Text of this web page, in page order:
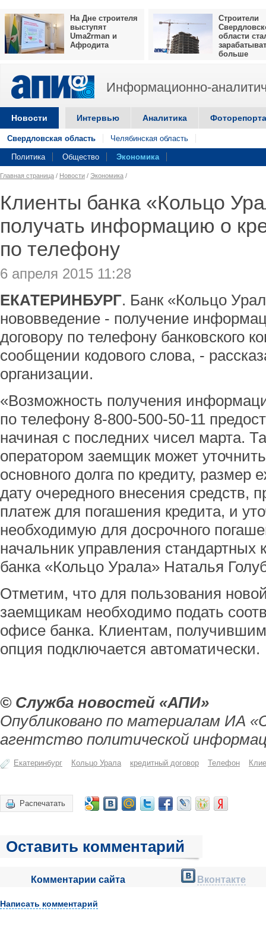
На Дне строителя
выступят
Uma2rman и
Афродита
Строители
области
больше
Информационно-
Новости Интервью Аналитика
Свердловская область Челябинская область
Политика Общество Экономика
Главная страница / Новости / Экономика /
Клиенты банка «Кольцо
получать информацию о
по телефону
6 апреля 2015 11:28
ЕКАТЕРИНБУРГ. Банк «Кольцо
нововведение - получение
договору по телефону банковского
сообщении кодового слова, -
организации.
«Возможность получения
по телефону 8-800-500-50-11
начиная с последних чисел марта.
оператором заемщик может
основного долга по кредиту, размер
дату очередного внесения средств,
платеж для погашения кредита, и
необходимую для досрочного
начальник управления стандартных
банка «Кольцо Урала» Наталья
Отметим, что для пользования
заемщикам необходимо подать
офисе банка. Клиентам,
опция подключается автоматически.
© Служба новостей «АПИ»
Опубликовано по материалам ИА
агентство политической
Екатеринбург Кольцо Урала кредитный договор Телефон
Распечатать
Оставить комментарий
Комментарии сайта Вконтакте
Написать комментарий